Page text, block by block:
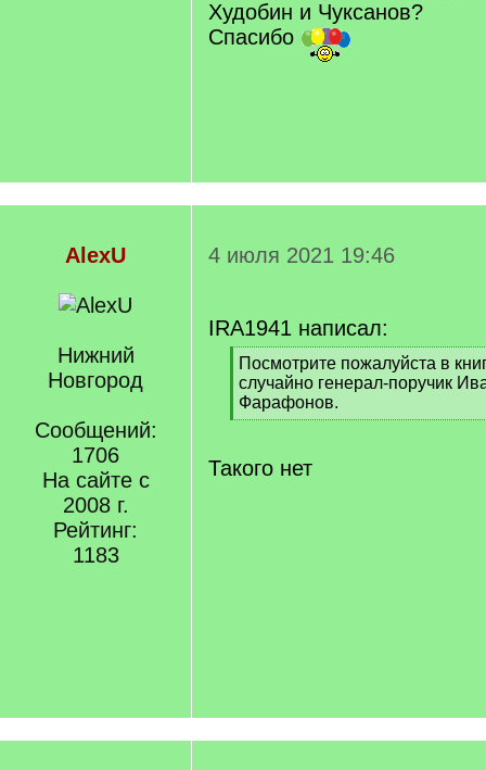
Худобин и Чуксанов?
Спасибо
AlexU
Нижний
Новгород
Сообщений:
1706
На сайте с
2008 г.
Рейтинг:
1183
4 июля 2021 19:46
IRA1941 написал:
[
q
]
Посмотрите пожалуйста в
случайно генерал-поручик
Фарафонов.
[
q
]
Такого нет